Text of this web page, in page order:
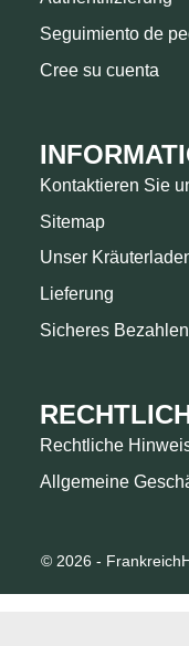
Seguimiento de
Cree su cuenta
Kontaktieren Sie
Sitemap
Unser
Lieferung
Sicheres Bezahlen
Rechtliche
Allgemeine
© 2026 -